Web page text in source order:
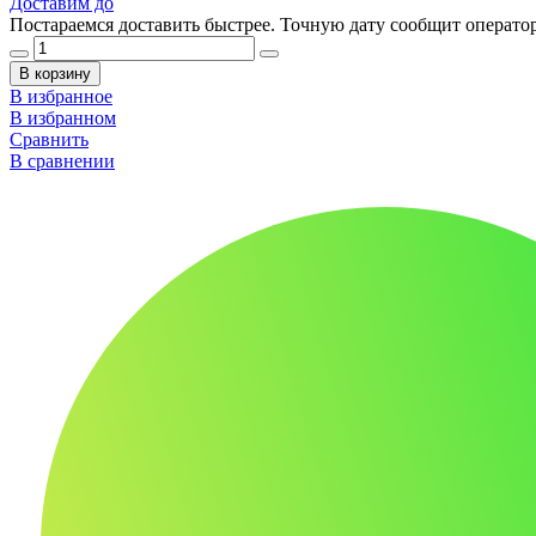
Постараемся доставить быстрее. Точную дату сообщит
В корзину
В избранное
В избранном
Сравнить
В сравнении